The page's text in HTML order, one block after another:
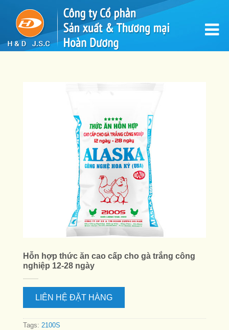
Hỗn hợp thức ăn cao cấp cho gà trắng công
nghiệp 12-28 ngày
LIÊN HỆ ĐẶT HÀNG
Tags: 2100S